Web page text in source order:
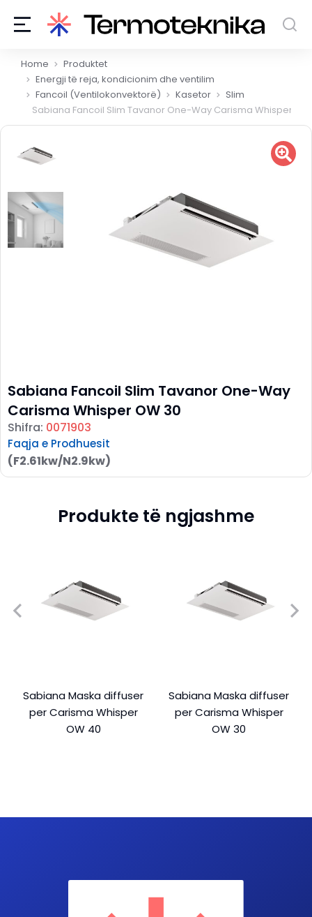
You are here:
Home
Produktet
Energji të reja, kondicionim dhe ventilim
Fancoil (Ventilokonvektorë)
Kasetor
Slim
Sabiana Fancoil Slim Tavanor One-Way Carisma Whisper
Sabiana Fancoil Slim Tavanor One-Way
Carisma Whisper OW 30
Shifra: 0071903
Faqja e Prodhuesit
(F2.61kw/N2.9kw)
Produkte të ngjashme
Sabiana Maska diffuser
per Carisma Whisper
OW 40
Sabiana Maska diffuser
per Carisma Whisper
OW 30